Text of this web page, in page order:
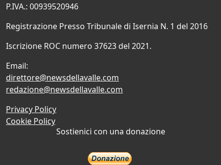
P.IVA.: 00939520946
Registrazione Presso Tribunale di Isernia N. 1 del 2016
Iscrizione ROC numero 37623 del 2021.
Email:
direttore@newsdellavalle.com
redazione@newsdellavalle.com
Privacy Policy
Cookie Policy
Sostienici con una donazione